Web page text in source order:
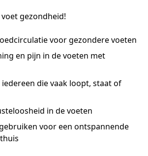
gezondheid!
voor gezondere voeten
en pijn in de voeten met
die vaak loopt, staat of
in de voeten
voor een ontspannende